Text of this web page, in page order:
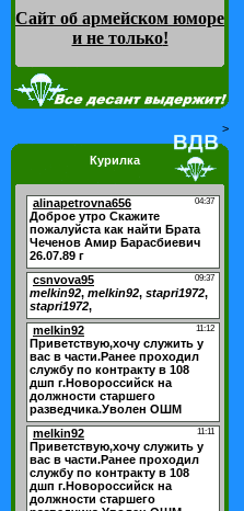
Сайт об армейском юморе
и не только!
>
Курилка